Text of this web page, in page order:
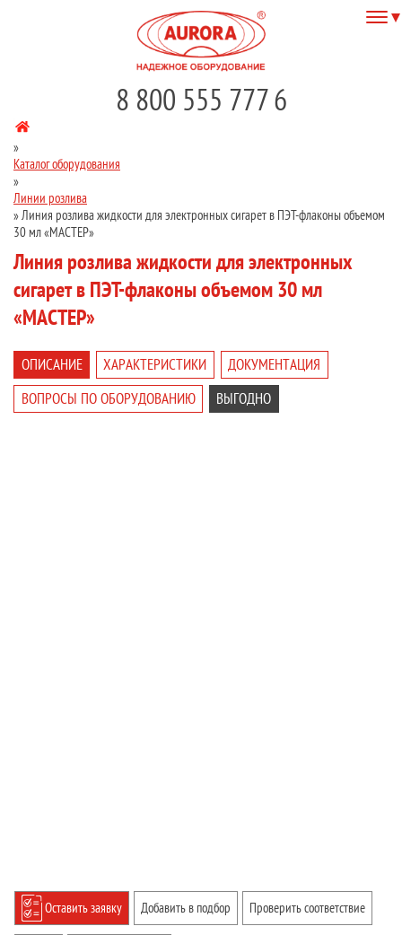
8 800 555 777 6
»
Каталог оборудования
»
Линии розлива
»Линия розлива жидкости для электронных сигарет в ПЭТ-флаконы объемом
30 мл «МАСТЕР»
Линия розлива жидкости для электронных
сигарет в ПЭТ-флаконы объемом 30 мл
«МАСТЕР»
ОПИСАНИЕ ХАРАКТЕРИСТИКИ
ДОКУМЕНТАЦИЯ
ВОПРОСЫ ПО ОБОРУДОВАНИЮ
ВЫГОДНО
Оставить заявку Добавить в подбор Проверить соответствие